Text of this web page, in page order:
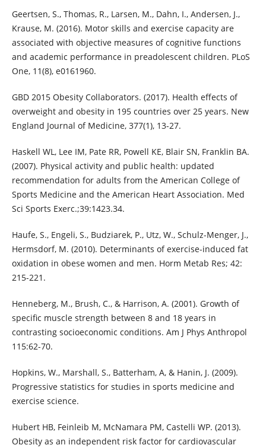
Geertsen, S., Thomas, R., Larsen, M., Dahn, I., Andersen, J.,
Krause, M. (2016). Motor skills and exercise capacity are
associated with objective measures of cognitive functions
and academic performance in preadolescent children. PLoS
One, 11(8), e0161960.
GBD 2015 Obesity Collaborators. (2017). Health effects of
overweight and obesity in 195 countries over 25 years. New
England Journal of Medicine, 377(1), 13-27.
Haskell WL, Lee IM, Pate RR, Powell KE, Blair SN, Franklin BA.
(2007). Physical activity and public health: updated
recommendation for adults from the American College of
Sports Medicine and the American Heart Association. Med
Sci Sports Exerc.;39:1423.34.
Haufe, S., Engeli, S., Budziarek, P., Utz, W., Schulz-Menger, J.,
Hermsdorf, M. (2010). Determinants of exercise-induced fat
oxidation in obese women and men. Horm Metab Res; 42:
215-221.
Henneberg, M., Brush, C., & Harrison, A. (2001). Growth of
specific muscle strength between 8 and 18 years in
contrasting socioeconomic conditions. Am J Phys Anthropol
115:62-70.
Hopkins, W., Marshall, S., Batterham, A, & Hanin, J. (2009).
Progressive statistics for studies in sports medicine and
exercise science.
Hubert HB, Feinleib M, McNamara PM, Castelli WP. (2013).
Obesity as an independent risk factor for cardiovascular